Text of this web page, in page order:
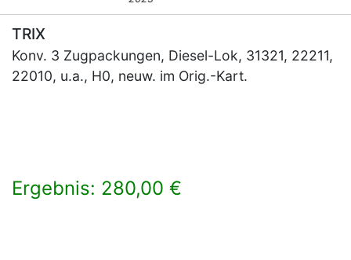
TRIX
Konv. 3 Zugpackungen, Diesel-Lok, 31321, 22211,
22010, u.a., H0, neuw. im Orig.-Kart.
Ergebnis: 280,00 €